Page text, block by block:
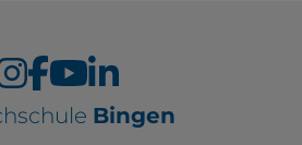
Bingen
MEDIEN